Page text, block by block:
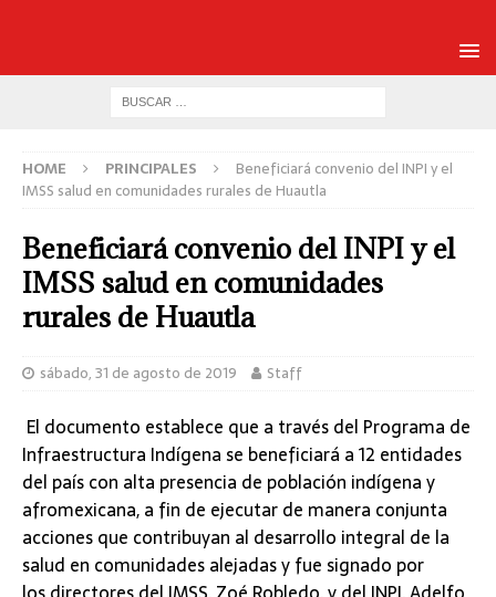
HOME PRINCIPALES
Beneficiará convenio del INPI y el
IMSS salud en comunidades rurales de Huautla
Beneficiará convenio del INPI y el
IMSS salud en comunidades
rurales de Huautla
sábado, 31 de agosto de 2019 Staff
El documento establece que a través del Programa de
Infraestructura Indígena se beneficiará a 12 entidades
del país con alta presencia de población indígena y
afromexicana, a fin de ejecutar de manera conjunta
acciones que contribuyan al desarrollo integral de la
salud en comunidades alejadas y fue signado por